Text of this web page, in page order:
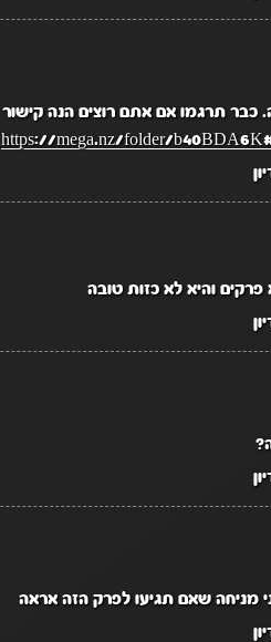
תרגמו אם אתם רוצים הנה קישור
https://mega.nz/folder/
והיא לא כזות טובה